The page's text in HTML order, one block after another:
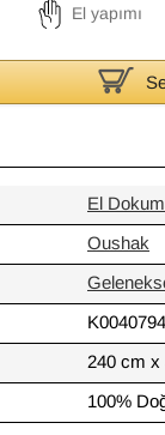
El yapımı
El
Oushak
K0040794
240 cm x
100%